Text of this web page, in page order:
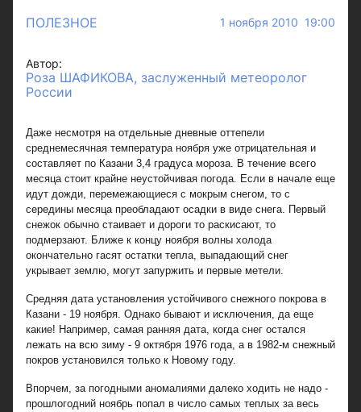
ПОЛЕЗНОЕ 1 ноября 2010 19:00
Автор:
Роза ШАФИКОВА, заслуженный метеоролог
России
Даже несмотря на отдельные дневные оттепели
среднемесячная температура ноября уже отрицательная и
составляет по Казани 3,4 градуса мороза. В течение всего
месяца стоит крайне неустойчивая погода. Если в начале еще
идут дожди, перемежающиеся с мокрым снегом, то с
середины месяца преобладают осадки в виде снега. Первый
снежок обычно стаивает и дороги то раскисают, то
подмерзают. Ближе к концу ноября волны холода
окончательно гасят остатки тепла, выпадающий снег
укрывает землю, могут запуржить и первые метели.
Средняя дата установления устойчивого снежного покрова в
Казани - 19 ноября. Однако бывают и исключения, да еще
какие! Например, самая ранняя дата, когда снег остался
лежать на всю зиму - 9 октября 1976 года, а в 1982-м снежный
покров установился только к Новому году.
Впорчем, за погодными аномалиями далеко ходить не надо -
прошлогодний ноябрь попал в число самых теплых за весь